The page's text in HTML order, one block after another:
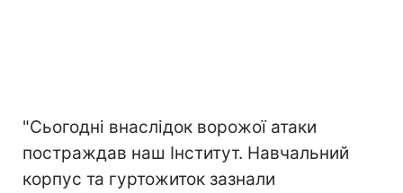
"Сьогодні внаслідок ворожої атаки
постраждав наш Інститут. Навчальний
корпус та гуртожиток зазнали